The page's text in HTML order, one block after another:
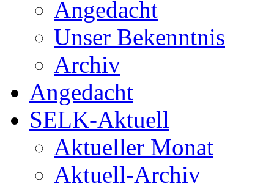
Angedacht
Unser Bekenntnis
Archiv
Angedacht
SELK-Aktuell
Aktueller Monat
Aktuell-Archiv